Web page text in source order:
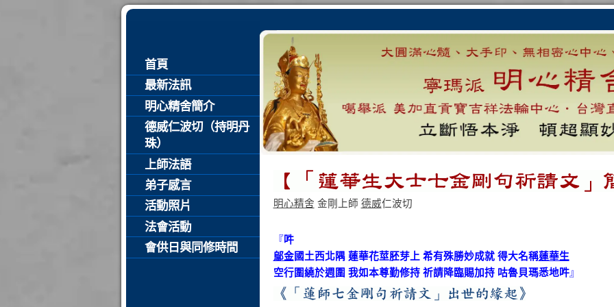
首頁
最新法訊
明心精舍簡介
德威仁波切（持明丹
珠）
上師法語
弟子感言
活動照片
法會活動
會供日與同修時間
明心精舍 金剛上師 德威仁波切
『吽
鄔金國土西北隅 蓮華花莖胚芽上 希有殊勝妙成就 得大名稱蓮華生
空行圍繞於週圍 我如本尊勤修持 祈請降臨賜加持 咕魯貝瑪悉地吽』